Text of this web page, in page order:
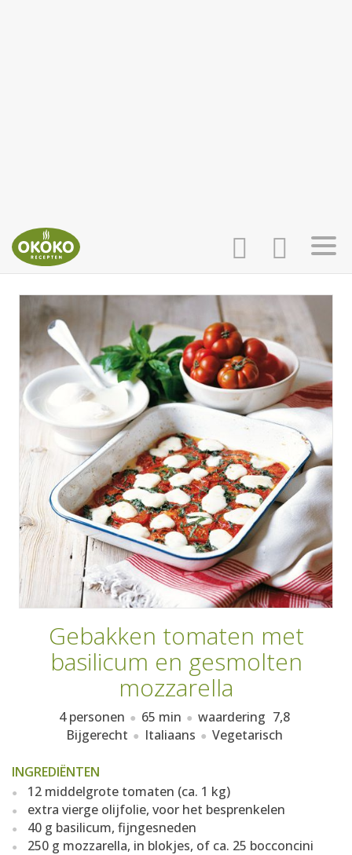
INLOGGEN
AANMELDEN
HOME
RECEPTEN
WEEKMENU'S
KOOKBOEKEN
Gebakken tomaten met
basilicum en gesmolten
mozzarella
4 personen 65 min waardering 7,8
Bijgerecht
Italiaans Vegetarisch
INGREDIËNTEN
12 middelgrote tomaten (ca. 1 kg)
extra vierge olijfolie, voor het besprenkelen
40 g basilicum, fijngesneden
250 g mozzarella, in blokjes, of ca. 25 bocconcini